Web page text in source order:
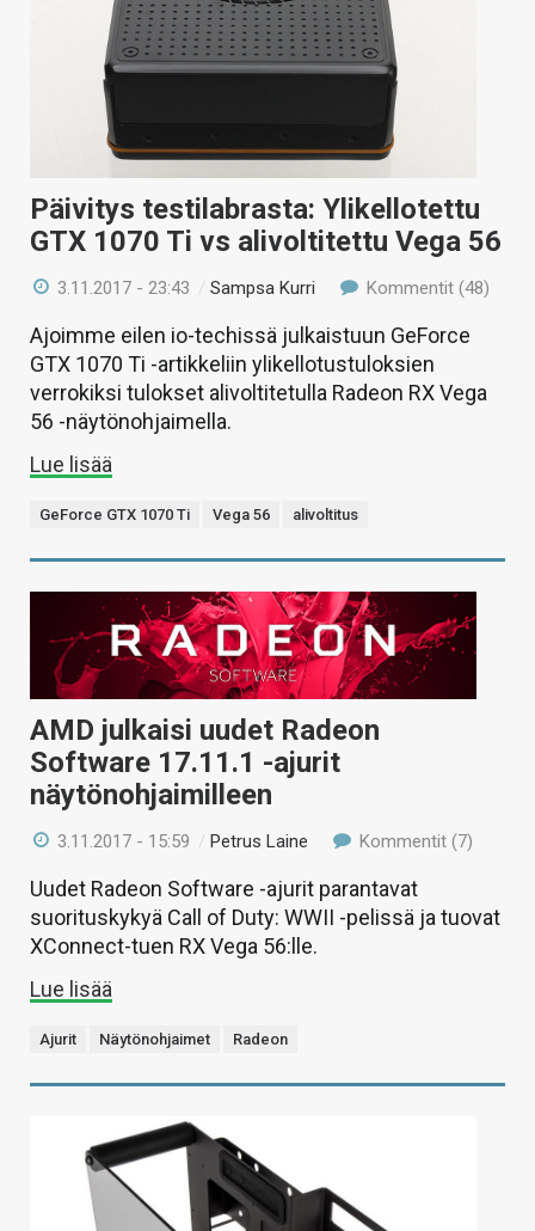
Päivitys testilabrasta: Ylikellotettu
GTX 1070 Ti vs alivoltitettu Vega 56
3.11.2017 - 23:43 /Sampsa Kurri Kommentit (48)
Ajoimme eilen io-techissä julkaistuun GeForce
GTX 1070 Ti -artikkeliin ylikellotustuloksien
verrokiksi tulokset alivoltitetulla Radeon RX Vega
56 -näytönohjaimella.
Lue lisää
GeForce GTX 1070 Ti Vega 56 alivoltitus
AMD julkaisi uudet Radeon
Software 17.11.1 -ajurit
näytönohjaimilleen
3.11.2017 - 15:59 /Petrus Laine Kommentit (7)
Uudet Radeon Software -ajurit parantavat
suorituskykyä Call of Duty: WWII -pelissä ja tuovat
XConnect-tuen RX Vega 56:lle.
Lue lisää
Ajurit Näytönohjaimet Radeon